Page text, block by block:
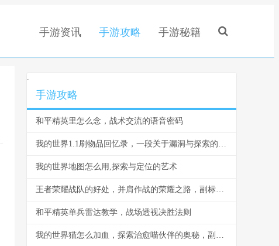
手游资讯 手游攻略 手游秘籍
.
手游攻略
和平精英里怎么念，战术交流的语音密码
我的世界1.1刷物品回忆录，一段关于漏洞与探索的独特旅程
我的世界地图怎么用,探索与定位的艺术
王者荣耀战队的好处，并肩作战的荣耀之路，副标题，团队力量如何塑造更强大的玩家
和平精英单兵雷达教学，战场透视决胜法则
我的世界猫怎么加血，探索治愈喵伙伴的奥秘，副标题，资深玩家的爱心疗愈指南